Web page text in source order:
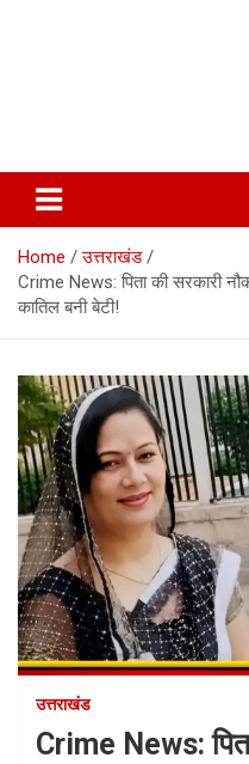
Home
उत्तराखंड
Crime News: पिता की सरकारी
कातिल बनी बेटी!
उत्तराखंड
Crime News: